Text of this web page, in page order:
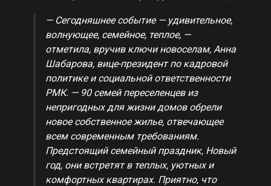
— Сегодняшнее событие — удивительное,
волнующее, семейное, теплое, —
отметила, вручив ключи новоселам, Анна
Шабарова, вице-президент по кадровой
политике и социальной ответственности
РМК. — 90 семей переселенцев из
непригодных для жизни домов обрели
новое собственное жилье, отвечающее
всем современным требованиям.
Предстоящий семейный праздник, Новый
год, они встретят в теплых, уютных и
комфортных квартирах. Приятно, что